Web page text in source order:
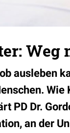
Weg
ausleben
PD Dr.
an der